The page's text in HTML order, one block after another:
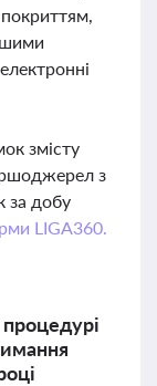
змісту
з
за добу
LIGA360.